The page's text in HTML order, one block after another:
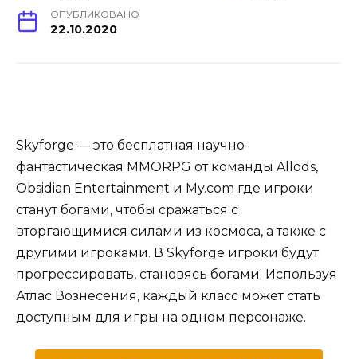
ОПУБЛИКОВАНО
22.10.2020
Skyforge — это бесплатная научно-
фантастическая MMORPG от команды Allods,
Obsidian Entertainment и My.com где игроки
станут богами, чтобы сражаться с
вторгающимися силами из космоса, а также с
другими игроками. В Skyforge игроки будут
прогрессировать, становясь богами. Используя
Атлас Вознесения, каждый класс может стать
доступным для игры на одном персонаже.